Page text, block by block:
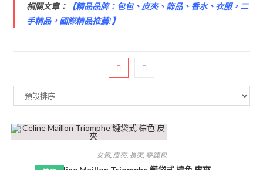
相關文章：
【精品品牌：包包、皮夾、飾品、香水、衣服，二
手精品，國際精品推薦!】
女包, 皮夾, 長夾, 零錢包